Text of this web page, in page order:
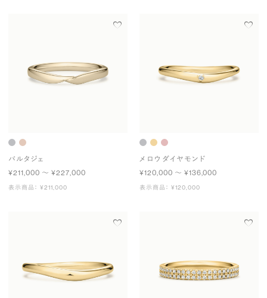
パルタジェ
¥211,000 〜 ¥227,000
表示商品： ¥211,000
メロウ ダイヤモンド
¥120,000 〜 ¥136,000
表示商品： ¥120,000